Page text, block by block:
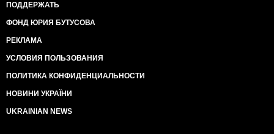
ПОДДЕРЖАТЬ
ФОНД ЮРИЯ БУТУСОВА
РЕКЛАМА
УСЛОВИЯ ПОЛЬЗОВАНИЯ
ПОЛИТИКА КОНФИДЕНЦИАЛЬНОСТИ
НОВИНИ УКРАЇНИ
UKRAINIAN NEWS